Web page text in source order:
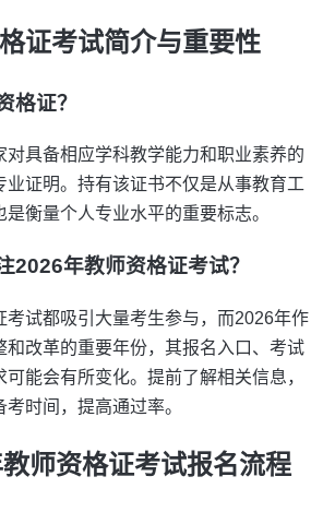
证考试简介与重要性
格证？
对具备相应学科教学能力和职业素养的
业证明。持有该证书不仅是从事教育工
衡量个人专业水平的重要标志。
2026年教师资格证考试？
考试都吸引大量考生参与，而2026年作
和改革的重要年份，其报名入口、考试
能会有所变化。提前了解相关信息，
时间，提高通过率。
师资格证考试报名流程